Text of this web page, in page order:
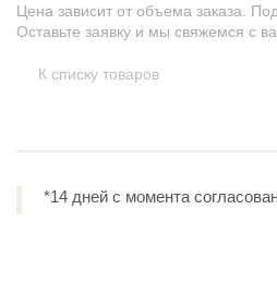
Цена зависит от объема заказа.
Оставьте заявку и мы свяжемся с
К списку товаров
*14 дней с момента